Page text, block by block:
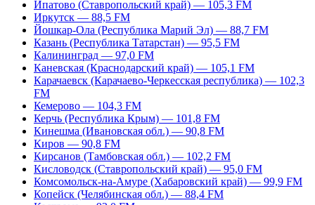
Ипатово (Ставропольский край) — 105,3 FM
Иркутск — 88,5 FM
Йошкар-Ола (Республика Марий Эл) — 88,7 FM
Казань (Республика Татарстан) — 95,5 FM
Калининград — 97,0 FM
Каневская (Краснодарский край) — 105,1 FM
Карачаевск (Карачаево-Черкесская республика) — 102,3
FM
Кемерово — 104,3 FM
Керчь (Республика Крым) — 101,8 FM
Кинешма (Ивановская обл.) — 90,8 FM
Киров — 90,8 FM
Кирсанов (Тамбовская обл.) — 102,2 FM
Кисловодск (Ставропольский край) — 95,0 FM
Комсомольск-на-Амуре (Хабаровский край) — 99,9 FM
Копейск (Челябинская обл.) — 88,4 FM